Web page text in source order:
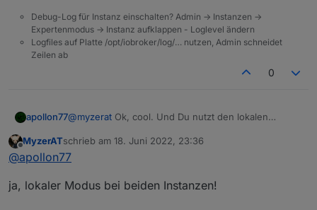
navigieren. Das ist jetzt durch das Teilen behoben.
es mit VPN Probleme gab. Es gibt auch kein Timeout
oder andere Fehler in den Logs mehr.
Wenn du eine Lösung hast werde ich die natürlich
gerne testen.
Debug-Log für Instanz einschalten? Admin -> Instanzen ->
Expertenmodus -> Instanz aufklappen - Loglevel ändern
Logfiles auf Platte /opt/iobroker/log/… nutzen, Admin schneidet
Zeilen ab
0
apollon77@myzerat Ok, cool. Und Du nutzt den lokalen
Offline
MyzerATschrieb am 18. Juni 2022, 23:36
zuletzt editiert von
@apollon77
ja, lokaler Modus bei beiden Instanzen!